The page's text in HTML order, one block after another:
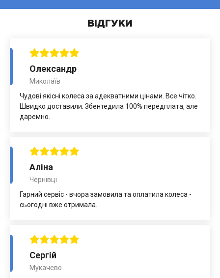
ВІДГУКИ
Олександр
Миколаїв
Чудові якісні колеса за адекватними цінами. Все чітко.
Швидко доставили. Збентедила 100% передплата, але
даремно.
Аліна
Чернівці
Гарний сервіс - вчора замовила та оплатила колеса -
сьогодні вже отримала.
Сергій
Мукачево